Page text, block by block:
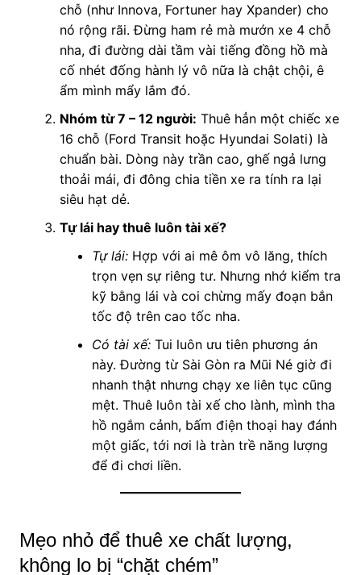
chỗ (như Innova, Fortuner hay Xpander) cho
nó rộng rãi. Đừng ham rẻ mà mướn xe 4 chỗ
nha, đi đường dài tầm vài tiếng đồng hồ mà
cố nhét đống hành lý vô nữa là chật chội, ê
ẩm mình mẩy lắm đó.
Nhóm từ 7 – 12 người: Thuê hẳn một chiếc xe
16 chỗ (Ford Transit hoặc Hyundai Solati) là
chuẩn bài. Dòng này trần cao, ghế ngả lưng
thoải mái, đi đông chia tiền xe ra tính ra lại
siêu hạt dẻ.
Tự lái hay thuê luôn tài xế?
Tự lái:Hợp với ai mê ôm vô lăng, thích
trọn vẹn sự riêng tư. Nhưng nhớ kiểm tra
kỹ bằng lái và coi chừng mấy đoạn bắn
tốc độ trên cao tốc nha.
Có tài xế:Tui luôn ưu tiên phương án
này. Đường từ Sài Gòn ra Mũi Né giờ đi
nhanh thật nhưng chạy xe liên tục cũng
mệt. Thuê luôn tài xế cho lành, mình tha
hồ ngắm cảnh, bấm điện thoại hay đánh
một giấc, tới nơi là tràn trề năng lượng
để đi chơi liền.
Mẹo nhỏ để thuê xe chất lượng,
không lo bị “chặt chém”